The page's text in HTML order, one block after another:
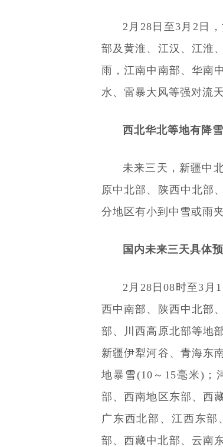
2月28日至3月2日
部及黄淮、江汉、江淮
雨，江南中南部、华南
水、雷暴大风等强对流天
西北华北等地有降雪
未来三天，新疆中
原中北部、陕西中北部
分地区有小到中雪或雨
国内未来三天具体
2月28日08时至3月
西中南部、陕西中北部
部、川西高原北部等地
新疆伊犁河谷、青海东
地暴雪(10～15毫米)；
部、西南地区东部、西
广东西北部、江西东
部、西藏中北部、云南